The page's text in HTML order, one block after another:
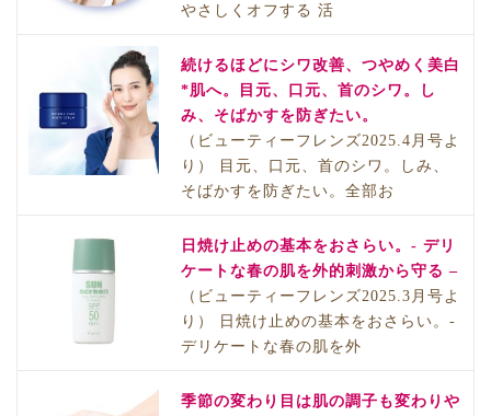
やさしくオフする 活
続けるほどにシワ改善、つやめく美白
*肌へ。目元、口元、首のシワ。し
み、そばかすを防ぎたい。
（ビューティーフレンズ2025.4月号よ
り） 目元、口元、首のシワ。しみ、
そばかすを防ぎたい。全部お
日焼け止めの基本をおさらい。- デリ
ケートな春の肌を外的刺激から守る –
（ビューティーフレンズ2025.3月号よ
り） 日焼け止めの基本をおさらい。-
デリケートな春の肌を外
季節の変わり目は肌の調子も変わりや